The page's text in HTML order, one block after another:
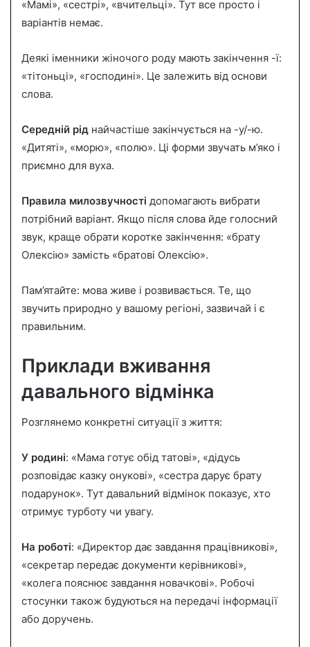
«Мамі», «сестрі», «вчительці». Тут все просто і
варіантів немає.
Деякі іменники жіночого роду мають закінчення -ї:
«тітоньці», «господині». Це залежить від основи
слова.
Середній рід найчастіше закінчується на -у/-ю.
«Дитяті», «морю», «полю». Ці форми звучать м’яко і
приємно для вуха.
Правила милозвучності допомагають вибрати
потрібний варіант. Якщо після слова йде голосний
звук, краще обрати коротке закінчення: «брату
Олексію» замість «братові Олексію».
Пам’ятайте: мова живе і розвивається. Те, що
звучить природно у вашому регіоні, зазвичай і є
правильним.
Приклади вживання
давального відмінка
Розглянемо конкретні ситуації з життя:
У родині: «Мама готує обід татові», «дідусь
розповідає казку онукові», «сестра дарує брату
подарунок». Тут давальний відмінок показує, хто
отримує турботу чи увагу.
На роботі: «Директор дає завдання працівникові»,
«секретар передає документи керівникові»,
«колега пояснює завдання новачкові». Робочі
стосунки також будуються на передачі інформації
або доручень.